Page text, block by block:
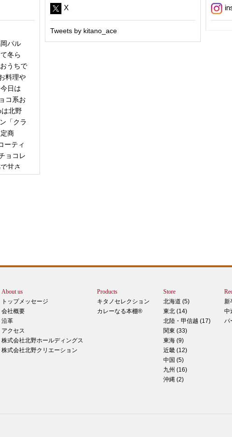
パル
冬ら
うちで
料理や
日は
コ系お
北野
「クラ
商
ーティ
ョコレ
甘さ
野エー
りで
トは
ぺ
カー
で
たしま
ザ マ
のピ
の形！
なティ
X
Tweets by kitano_ace
About us
トップメッセージ
会社概要
沿革
アクセス
株式会社北野ホールディングス
株式会社北野クリエーション
Products
キタノセレクション
カレーなる本棚®
Store
北海道 (5)
東北 (14)
北陸・甲信越 (17)
関東 (33)
東海 (9)
近畿 (12)
中国 (5)
九州 (16)
沖縄 (2)
新
中
パ